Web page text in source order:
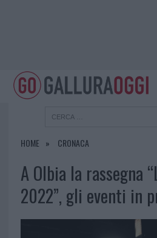
HOME CRONACA
A Olbia la rassegna
2022”, gli eventi in